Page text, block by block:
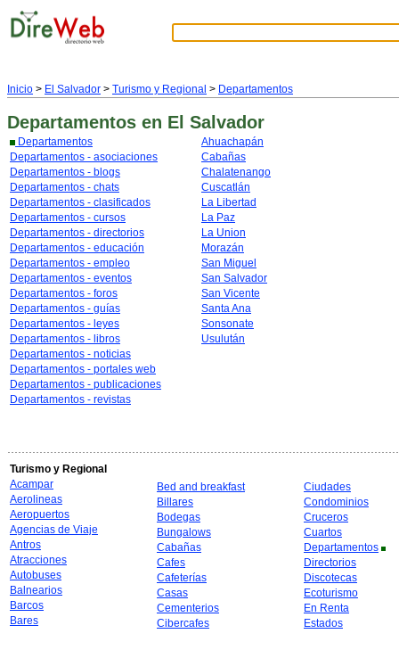
Inicio > El Salvador > Turismo y Regional > Departamentos
Departamentos en El Salvador
Departamentos
Departamentos - asociaciones
Departamentos - blogs
Departamentos - chats
Departamentos - clasificados
Departamentos - cursos
Departamentos - directorios
Departamentos - educación
Departamentos - empleo
Departamentos - eventos
Departamentos - foros
Departamentos - guías
Departamentos - leyes
Departamentos - libros
Departamentos - noticias
Departamentos - portales web
Departamentos - publicaciones
Departamentos - revistas
Ahuachapán
Cabañas
Chalatenango
Cuscatlán
La Libertad
La Paz
La Union
Morazán
San Miguel
San Salvador
San Vicente
Santa Ana
Sonsonate
Usulután
Turismo y Regional
Acampar
Aerolineas
Aeropuertos
Agencias de Viaje
Antros
Atracciones
Autobuses
Balnearios
Barcos
Bares
Bed and breakfast
Billares
Bodegas
Bungalows
Cabañas
Cafes
Cafeterías
Casas
Cementerios
Cibercafes
Ciudades
Condominios
Cruceros
Cuartos
Departamentos
Directorios
Discotecas
Ecoturismo
En Renta
Estados